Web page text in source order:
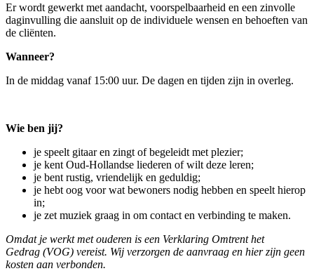
Er wordt gewerkt met aandacht, voorspelbaarheid en een zinvolle
daginvulling die aansluit op de individuele wensen en behoeften van
de cliënten.
Wanneer?
In de middag vanaf 15:00 uur. De dagen en tijden zijn in overleg.
Wie ben jij?
je speelt gitaar en zingt of begeleidt met plezier;
je kent Oud-Hollandse liederen of wilt deze leren;
je bent rustig, vriendelijk en geduldig;
je hebt oog voor wat bewoners nodig hebben en speelt hierop
in;
je zet muziek graag in om contact en verbinding te maken.
Omdat je werkt met ouderen is een Verklaring Omtrent het
Gedrag (VOG) vereist. Wij verzorgen de aanvraag en hier zijn geen
kosten aan verbonden.